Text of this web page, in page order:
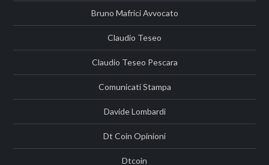
Bruno Mafrici Avvocato
Claudio Teseo
Claudio Teseo Pescara
Comunicati Stampa
Davide Lombardi
Dt Coin Opinioni
Dtcoin